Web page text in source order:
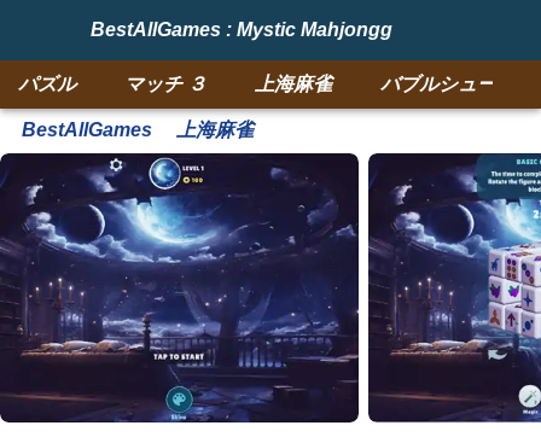
BestAllGames : Mystic Mahjongg
パズル マッチ ３ 上海麻雀 バブルシューター
BestAllGames 上海麻雀